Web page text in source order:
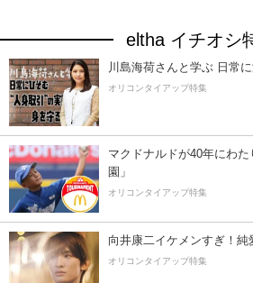
eltha イチオシ
川島海荷さんと学ぶ 日常
オリコンタイアップ特集
マクドナルドが40年にわ
園」
オリコンタイアップ特集
向井康二イケメンすぎ！純
オリコンタイアップ特集